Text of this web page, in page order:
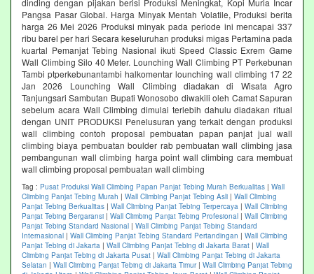
Pangsa Pasar Global. Harga Minyak Mentah Volatile, Produksi berita
harga 26 Mei 2026 Produksi minyak pada periode ini mencapai 337
ribu barel per hari Secara keseluruhan produksi migas Pertamina pada
kuartal Pemanjat Tebing Nasional ikuti Speed Classic Exrem Game
Wall Climbing Silo 40 Meter. Lounching Wall Climbing PT Perkebunan
Tambi ptperkebunantambi halkomentar lounching wall climbing 17 22
Jan 2026 Lounching Wall Climbing diadakan di Wisata Agro
Tanjungsari Sambutan Bupati Wonosobo diwakili oleh Camat Sapuran
sebelum acara Wall Climbing dimulai terlebih dahulu diadakan ritual
dengan UNIT PRODUKSI Penelusuran yang terkait dengan produksi
wall climbing contoh proposal pembuatan papan panjat jual wall
climbing biaya pembuatan boulder rab pembuatan wall climbing jasa
pembangunan wall climbing harga point wall climbing cara membuat
wall climbing proposal pembuatan wall climbing
Tag : Pusat Produksi Wall Climbing Papan Panjat Tebing Murah Berkualitas | Wall
Climbing Panjat Tebing Murah | Wall Climbing Panjat Tebing Asli | Wall Climbing
Panjat Tebing Berkualitas | Wall Climbing Panjat Tebing Terpercaya | Wall Climbing
Panjat Tebing Bergaransi | Wall Climbing Panjat Tebing Profesional | Wall Climbing
Panjat Tebing Standard Nasional | Wall Climbing Panjat Tebing Standard
Internasional | Wall Climbing Panjat Tebing Standard Pertandingan | Wall Climbing
Panjat Tebing di Jakarta | Wall Climbing Panjat Tebing di Jakarta Barat | Wall
Climbing Panjat Tebing di Jakarta Pusat | Wall Climbing Panjat Tebing di Jakarta
Selatan | Wall Climbing Panjat Tebing di Jakarta Timur| Wall Climbing Panjat Tebing